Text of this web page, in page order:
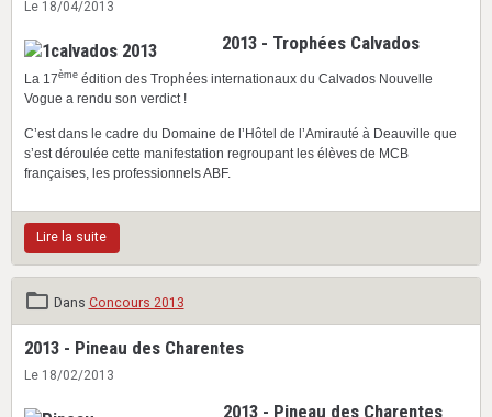
Le 18/04/2013
2013 - Trophées Calvados
La 17èmeédition des Trophées internationaux du Calvados Nouvelle
Vogue a rendu son verdict !
C’est dans le cadre du Domaine de l’Hôtel de l’Amirauté à Deauville que
s’est déroulée cette manifestation regroupant les élèves de MCB
françaises, les professionnels ABF.
Lire la suite
Dans Concours 2013
2013 - Pineau des Charentes
Le 18/02/2013
2013 - Pineau des Charentes